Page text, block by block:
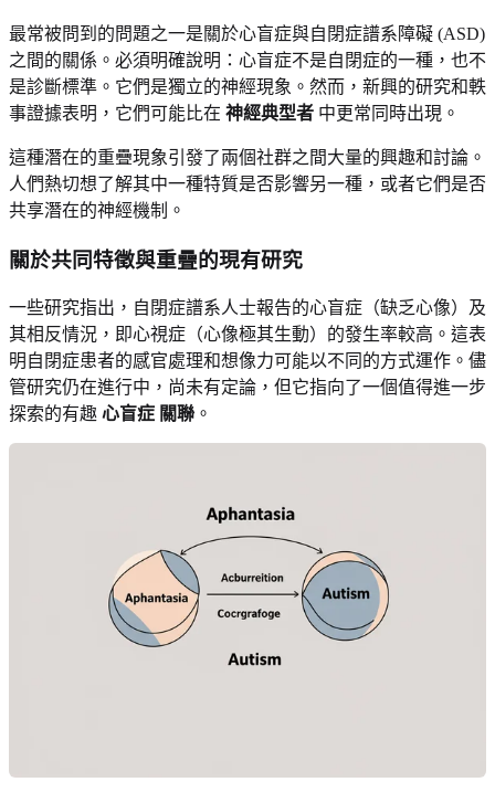
最常被問到的問題之一是關於心盲症與自閉症譜系障礙 (ASD)
之間的關係。必須明確說明：心盲症不是自閉症的一種，也不
是診斷標準。它們是獨立的神經現象。然而，新興的研究和軼
事證據表明，它們可能比在 神經典型者 中更常同時出現。
這種潛在的重疊現象引發了兩個社群之間大量的興趣和討論。
人們熱切想了解其中一種特質是否影響另一種，或者它們是否
共享潛在的神經機制。
關於共同特徵與重疊的現有研究
一些研究指出，自閉症譜系人士報告的心盲症（缺乏心像）及
其相反情況，即心視症（心像極其生動）的發生率較高。這表
明自閉症患者的感官處理和想像力可能以不同的方式運作。儘
管研究仍在進行中，尚未有定論，但它指向了一個值得進一步
探索的有趣 心盲症 關聯 。